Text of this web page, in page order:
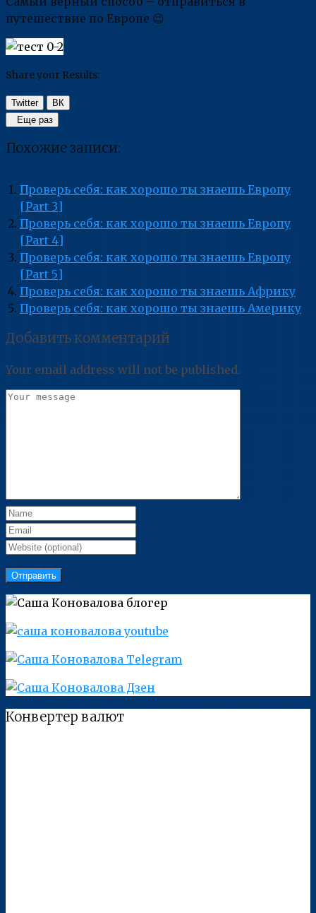
путешествие по Европе 😉
Share your Results:
Twitter
ВК
Еще раз
Похожие записи:
Проверь себя: как хорошо ты знаешь Европу
[Part 3]
Проверь себя: как хорошо ты знаешь Европу
[Part 4]
Проверь себя: как хорошо ты знаешь Европу
[Part 5]
Проверь себя: как хорошо ты знаешь Африку
Проверь себя: как хорошо ты знаешь Америку
Добавить комментарий
Your email address will not be published.
Конвертер валют